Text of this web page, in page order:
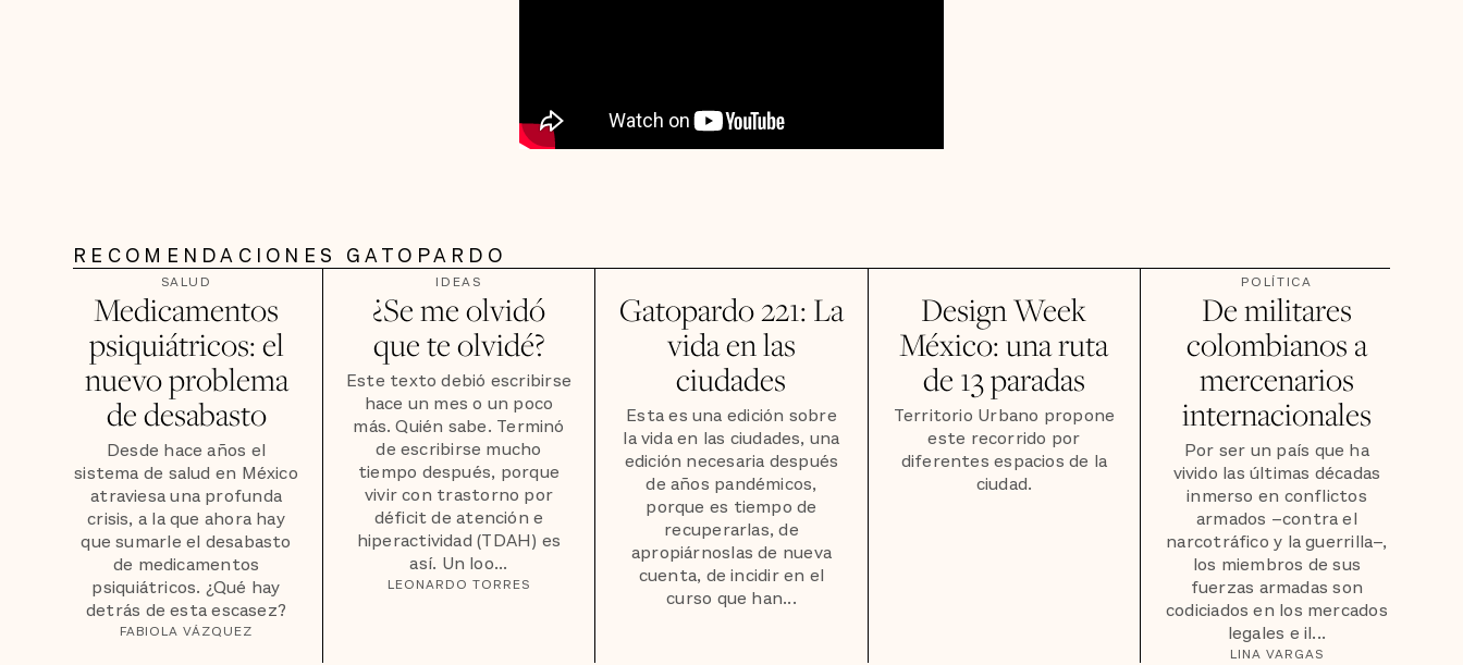
RECOMENDACIONES GATOPARDO
SALUD
Medicamentos
psiquiátricos: el
nuevo problema
de desabasto
Desde hace años el
sistema de salud en México
atraviesa una profunda
crisis, a la que ahora hay
que sumarle el desabasto
de medicamentos
psiquiátricos. ¿Qué hay
detrás de esta escasez?
FABIOLA VÁZQUEZ
IDEAS
¿Se me olvidó
que te olvidé?
Este texto debió escribirse
hace un mes o un poco
más. Quién sabe. Terminó
de escribirse mucho
tiempo después, porque
vivir con trastorno por
déficit de atención e
hiperactividad (TDAH) es
así. Un loo...
LEONARDO TORRES
Gatopardo 221: La
vida en las
ciudades
Esta es una edición sobre
la vida en las ciudades, una
edición necesaria después
de años pandémicos,
porque es tiempo de
recuperarlas, de
apropiárnoslas de nueva
cuenta, de incidir en el
curso que han...
Design Week
México: una ruta
de 13 paradas
Territorio Urbano propone
este recorrido por
diferentes espacios de la
ciudad.
POLÍTICA
De militares
colombianos a
mercenarios
internacionales
Por ser un país que ha
vivido las últimas décadas
inmerso en conflictos
armados –contra el
narcotráfico y la guerrilla–,
los miembros de sus
fuerzas armadas son
codiciados en los mercados
legales e il...
LINA VARGAS